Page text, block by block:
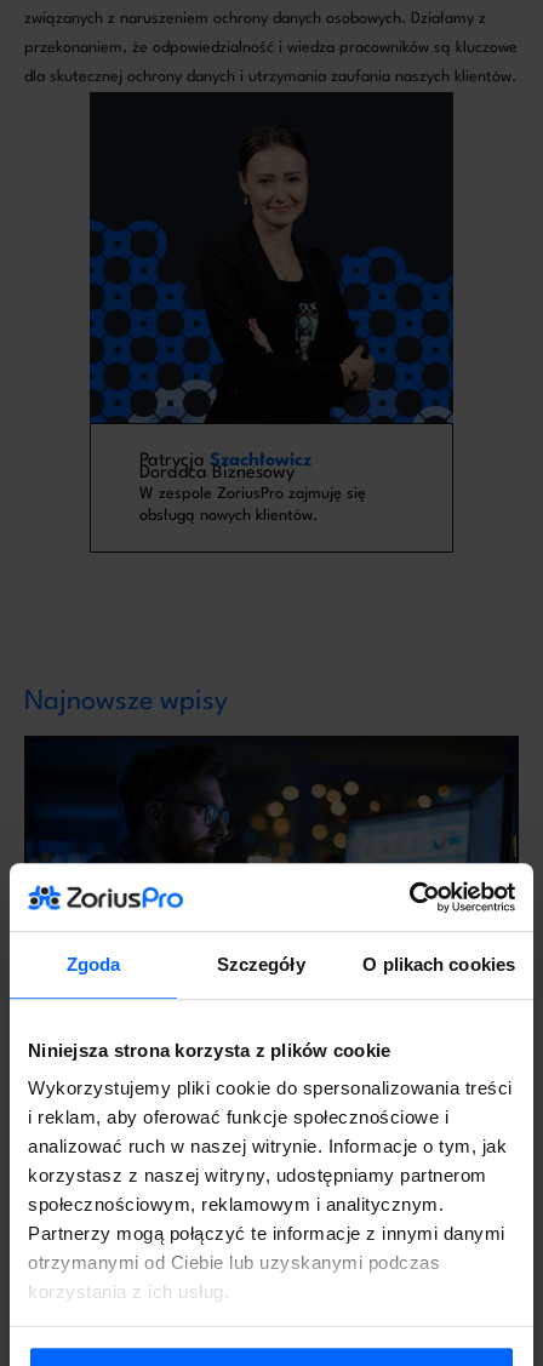
Zgoda Szczegóły O plikach cookies
Niniejsza strona korzysta z plików cookie
Wykorzystujemy pliki cookie do spersonalizowania treści
i reklam, aby oferować funkcje społecznościowe i
analizować ruch w naszej witrynie. Informacje o tym, jak
korzystasz z naszej witryny, udostępniamy partnerom
społecznościowym, reklamowym i analitycznym.
Partnerzy mogą połączyć te informacje z innymi danymi
otrzymanymi od Ciebie lub uzyskanymi podczas
korzystania z ich usług.
związanych z naruszeniem ochrony danych osobowych. Działamy z
przekonaniem, że odpowiedzialność i wiedza pracowników są kluczowe
dla skutecznej ochrony danych i utrzymania zaufania naszych klientów.
Patrycja Szachłowicz
Doradca Biznesowy
W zespole ZoriusPro zajmuję się
obsługą nowych klientów.
Najnowsze wpisy
Symfonia w firmie wielooddziałowej – jak
14 lipca 2026Aktualności